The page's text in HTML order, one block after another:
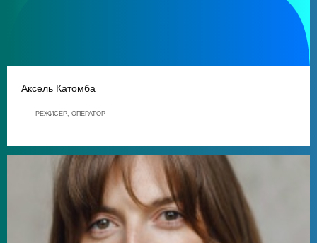
Аксель Катомба
РЕЖИСЕР, ОПЕРАТОР